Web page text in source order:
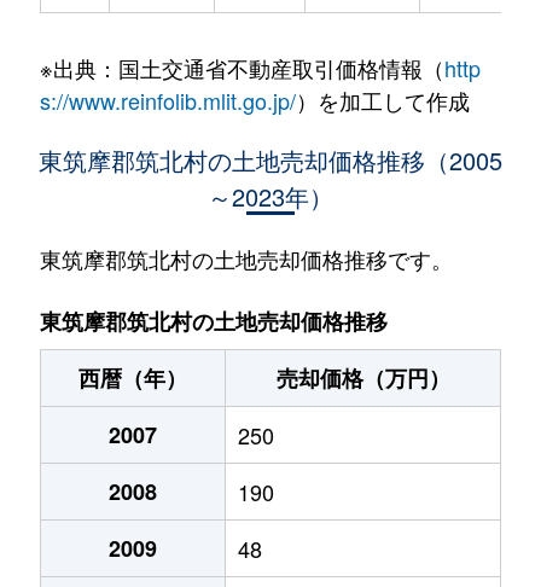
※出典：国土交通省不動産取引価格情報（http
s://www.reinfolib.mlit.go.jp/）を加工して作成
東筑摩郡筑北村の土地売却価格推移（2005
～2023年）
東筑摩郡筑北村の土地売却価格推移です。
東筑摩郡筑北村の土地売却価格推移
西暦（年）
売却価格（万円）
2007
250
2008
190
2009
48